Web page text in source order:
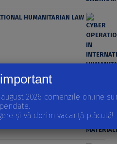
HUMANITARIAN LAW
2026 comenzile online
și vă dorim vacanță plăcută!